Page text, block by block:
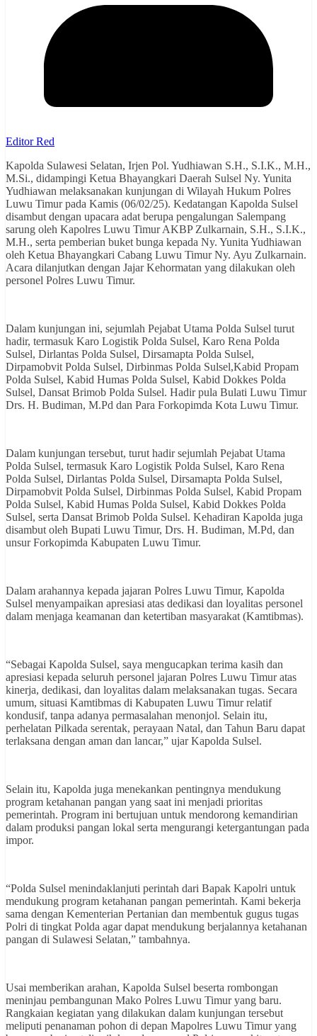
Editor Red
Kapolda Sulawesi Selatan, Irjen Pol. Yudhiawan S.H., S.I.K., M.H.,
M.Si., didampingi Ketua Bhayangkari Daerah Sulsel Ny. Yunita
Yudhiawan melaksanakan kunjungan di Wilayah Hukum Polres
Luwu Timur pada Kamis (06/02/25). Kedatangan Kapolda Sulsel
disambut dengan upacara adat berupa pengalungan Salempang
sarung oleh Kapolres Luwu Timur AKBP Zulkarnain, S.H., S.I.K.,
M.H., serta pemberian buket bunga kepada Ny. Yunita Yudhiawan
oleh Ketua Bhayangkari Cabang Luwu Timur Ny. Ayu Zulkarnain.
Acara dilanjutkan dengan Jajar Kehormatan yang dilakukan oleh
personel Polres Luwu Timur.
Dalam kunjungan ini, sejumlah Pejabat Utama Polda Sulsel turut
hadir, termasuk ⁠Karo Logistik Polda Sulsel, Karo Rena Polda
Sulsel, Dirlantas Polda Sulsel, Dirsamapta Polda Sulsel,
Dirpamobvit Polda Sulsel, Dirbinmas Polda Sulsel,Kabid Propam
Polda Sulsel, Kabid Humas Polda Sulsel, Kabid Dokkes Polda
Sulsel, Dansat Brimob Polda Sulsel. Hadir pula Bulati Luwu Timur
Drs. H. Budiman, M.Pd dan ⁠Para Forkopimda Kota Luwu Timur.
Dalam kunjungan tersebut, turut hadir sejumlah Pejabat Utama
Polda Sulsel, termasuk Karo Logistik Polda Sulsel, Karo Rena
Polda Sulsel, Dirlantas Polda Sulsel, Dirsamapta Polda Sulsel,
Dirpamobvit Polda Sulsel, Dirbinmas Polda Sulsel, Kabid Propam
Polda Sulsel, Kabid Humas Polda Sulsel, Kabid Dokkes Polda
Sulsel, serta Dansat Brimob Polda Sulsel. Kehadiran Kapolda juga
disambut oleh Bupati Luwu Timur, Drs. H. Budiman, M.Pd, dan
unsur Forkopimda Kabupaten Luwu Timur.
Dalam arahannya kepada jajaran Polres Luwu Timur, Kapolda
Sulsel menyampaikan apresiasi atas dedikasi dan loyalitas personel
dalam menjaga keamanan dan ketertiban masyarakat (Kamtibmas).
“Sebagai Kapolda Sulsel, saya mengucapkan terima kasih dan
apresiasi kepada seluruh personel jajaran Polres Luwu Timur atas
kinerja, dedikasi, dan loyalitas dalam melaksanakan tugas. Secara
umum, situasi Kamtibmas di Kabupaten Luwu Timur relatif
kondusif, tanpa adanya permasalahan menonjol. Selain itu,
perhelatan Pilkada serentak, perayaan Natal, dan Tahun Baru dapat
terlaksana dengan aman dan lancar,” ujar Kapolda Sulsel.
Selain itu, Kapolda juga menekankan pentingnya mendukung
program ketahanan pangan yang saat ini menjadi prioritas
pemerintah. Program ini bertujuan untuk mendorong kemandirian
dalam produksi pangan lokal serta mengurangi ketergantungan pada
impor.
“Polda Sulsel menindaklanjuti perintah dari Bapak Kapolri untuk
mendukung program ketahanan pangan pemerintah. Kami bekerja
sama dengan Kementerian Pertanian dan membentuk gugus tugas
Polri di tingkat Polda agar dapat mendukung berjalannya ketahanan
pangan di Sulawesi Selatan,” tambahnya.
Usai memberikan arahan, Kapolda Sulsel beserta rombongan
meninjau pembangunan Mako Polres Luwu Timur yang baru.
Rangkaian kegiatan yang dilakukan dalam kunjungan tersebut
meliputi penanaman pohon di depan Mapolres Luwu Timur yang